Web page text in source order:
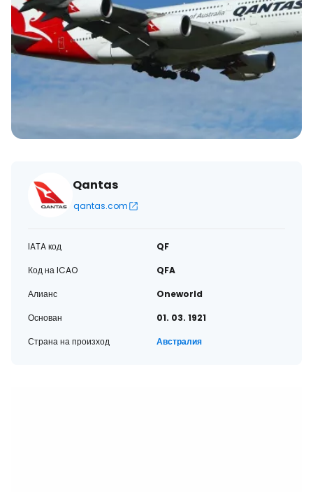
Qantas
qantas.com
IATA код
QF
Код на ICAO
QFA
Алианс
Oneworld
Основан
01. 03. 1921
Страна на произход
Австралия